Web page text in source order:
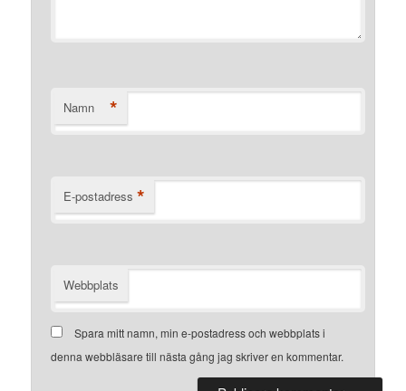
Namn *
E-postadress *
Webbplats
Spara mitt namn, min e-postadress och webbplats i
denna webbläsare till nästa gång jag skriver en kommentar.